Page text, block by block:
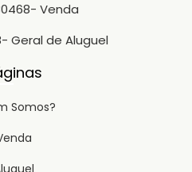
- Venda
- Geral de Aluguel
Somos?